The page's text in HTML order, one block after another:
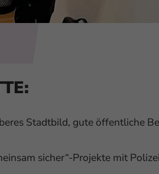
Stadtbild, gute öffentliche
sicher“-Projekte mit